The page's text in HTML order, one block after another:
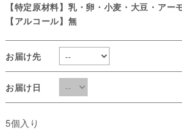
【特定原材料】乳・卵・小麦・大豆・アー
【アルコール】無
お届け先
お届け日
5個入り